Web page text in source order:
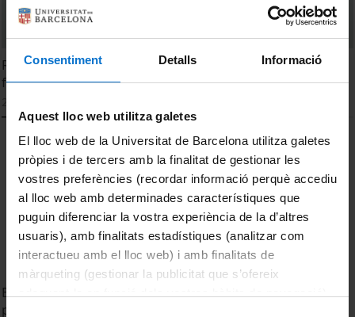
Consentiment Detalls Informació
Aquest lloc web utilitza galetes
El lloc web de la Universitat de Barcelona utilitza galetes
pròpies i de tercers amb la finalitat de gestionar les
vostres preferències (recordar informació perquè accediu
al lloc web amb determinades característiques que
puguin diferenciar la vostra experiència de la d’altres
usuaris), amb finalitats estadístiques (analitzar com
interactueu amb el lloc web) i amb finalitats de
màrqueting (gestionar la publicitat que s’ofereix
Resum de la I Jornada Anual de la Cátedra Impacto Vital
frente al Cáncer
Behavioural change IA-powered digital solutions as a key
public health prevention strategy in cancer to humanize